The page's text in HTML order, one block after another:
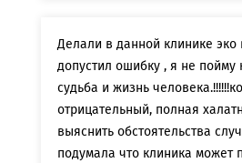
Делали в данной клинике эко
допустил ошибку , я не пойму
судьба и жизнь
отрицательный, полная
выяснить обстоятельства
подумала что клиника может